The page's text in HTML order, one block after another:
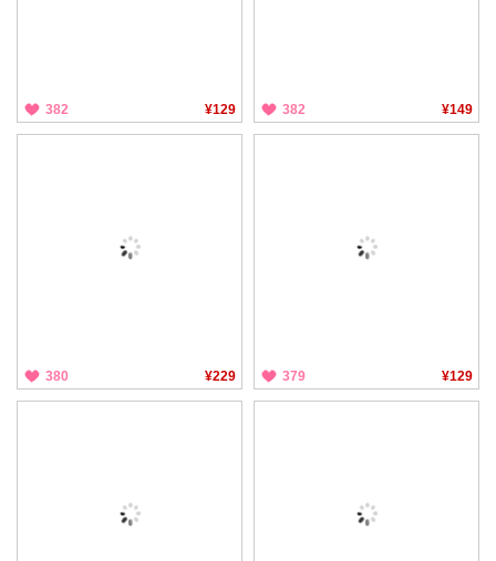
382 ¥129 382 ¥149
380 ¥229 379 ¥129